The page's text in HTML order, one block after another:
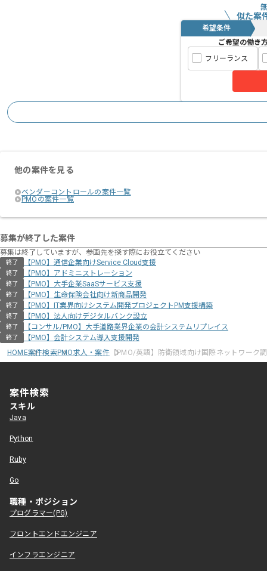
似た案
希望条件
ご希望の働き
フリーランス
他の案件を見る
ベンダーコントロールの案件一覧
PMOの案件一覧
募集が終了した案件
募集は終了していますが、参画先を探す際にお役立てください
終了 【PMO】通信企業向けService Cloud支援
終了 【PMO】アドミニストレーション
終了 【PMO】大手企業SaaSサービス支援
終了 【PMO】生命保険会社向け新商品開発
終了 【PMO】IT業界向けシステム開発プロジェクトPM支援構築
終了 【PMO】法人向けデジタルバンク設立
終了 【コンサル/PMO】大手道路業界企業の会計システムリプレイス
終了
【PMO】会計システム導入支援開発
HOME案件検索PMO求人・案件【PMO/英語】防衛領域向け国際ネットワーク
案件検索
スキル
Java
Python
Ruby
Go
職種・ポジション
プログラマー(PG)
フロントエンドエンジニア
インフラエンジニア